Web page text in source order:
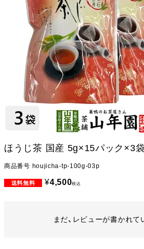
ほうじ茶 国産 5g×15パック×3
商品番号 houjicha-tp-100g-03p
¥4,500税込
まだ、レビューが書かれて